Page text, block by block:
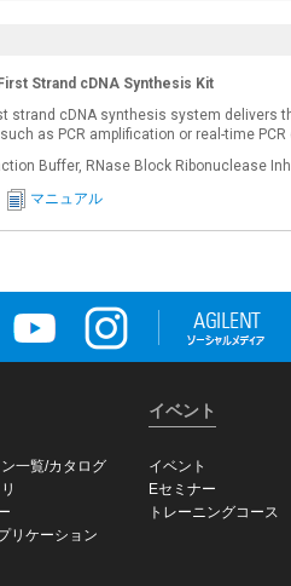
Strand cDNA Synthesis Kit
strand cDNA synthesis system delivers
as PCR amplification or real-time
Buffer, RNase Block Ribonuclease
マニュアル
一覧/カタログ
リケーション
イベント
イベント
Eセミナー
トレーニングコース